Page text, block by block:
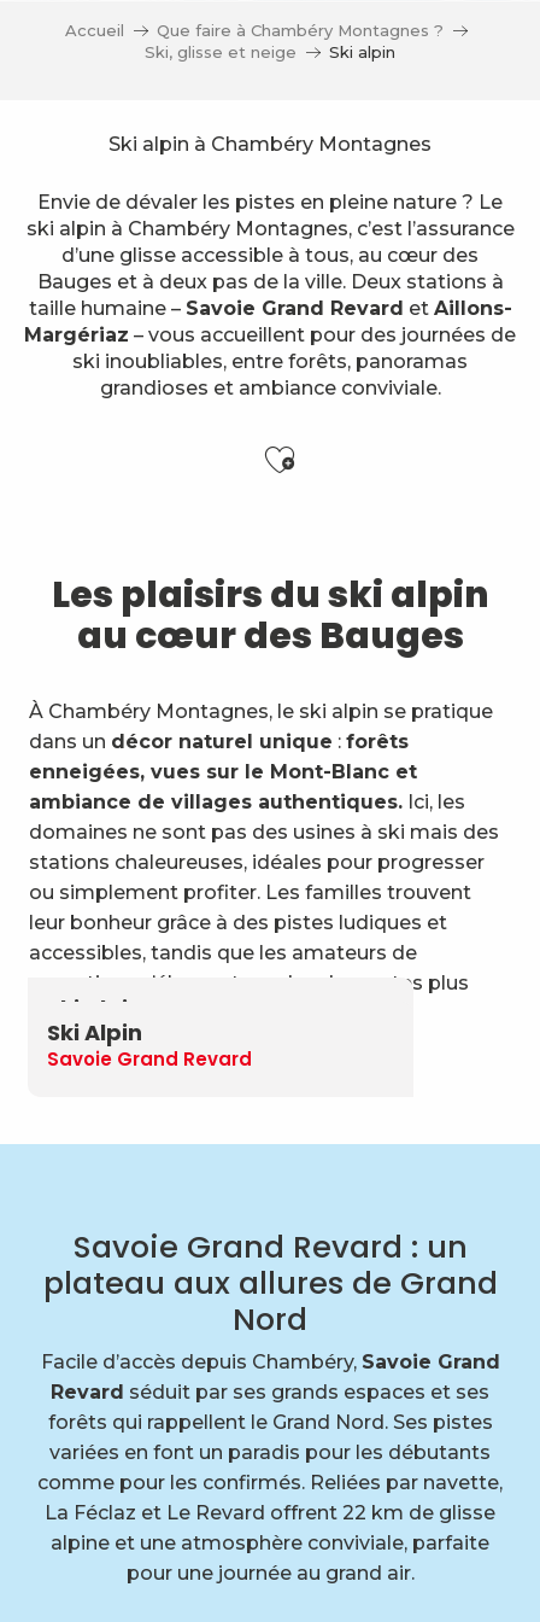
Accueil
Que faire à Chambéry Montagnes ?
Ski, glisse et neige
Ski alpin
Ski alpin à Chambéry Montagnes
Envie de dévaler les pistes en pleine nature ? Le
ski alpin à Chambéry Montagnes, c’est l’assurance
d’une glisse accessible à tous, au cœur des
Bauges et à deux pas de la ville. Deux stations à
taille humaine – Savoie Grand Revard et Aillons-
Margériaz – vous accueillent pour des journées de
ski inoubliables, entre forêts, panoramas
grandioses et ambiance conviviale.
Ajouter aux
Les plaisirs du ski alpin
au cœur des Bauges
À Chambéry Montagnes, le ski alpin se pratique
dans un décor naturel unique : forêts
enneigées, vues sur le Mont-Blanc et
ambiance de villages authentiques. Ici, les
domaines ne sont pas des usines à ski mais des
stations chaleureuses, idéales pour progresser
ou simplement profiter. Les familles trouvent
leur bonheur grâce à des pistes ludiques et
accessibles, tandis que les amateurs de
sensations s’élancent sur des descentes plus
Ski Alpin
Aillons-Margériaz
Ski Alpin
Savoie Grand Revard
Savoie Grand Revard : un
plateau aux allures de Grand
Nord
Facile d’accès depuis Chambéry, Savoie Grand
Revard séduit par ses grands espaces et ses
forêts qui rappellent le Grand Nord. Ses pistes
variées en font un paradis pour les débutants
comme pour les confirmés. Reliées par navette,
La Féclaz et Le Revard offrent 22 km de glisse
alpine et une atmosphère conviviale, parfaite
pour une journée au grand air.